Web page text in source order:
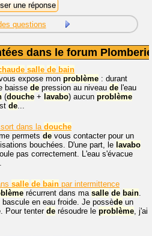
questions
dans le forum Plomberie
salle de bain
expose mon problème : durant
baisse de pression au niveau de l'eau
(douche + lavabo) aucun problème
de...
dans la douche
permets de vous contacter pour un
bouchées. D'une part, le lavabo
pas correctement. L'eau s'évacue
salle de bain par intermittence
récurrent dans ma salle de bain.
en eau froide. Je possède un
Pour tenter de résoudre le problème, j'ai